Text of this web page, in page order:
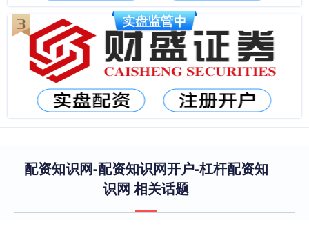
配资知识网-配资知识网开户-杠杆配资知
识网 相关话题